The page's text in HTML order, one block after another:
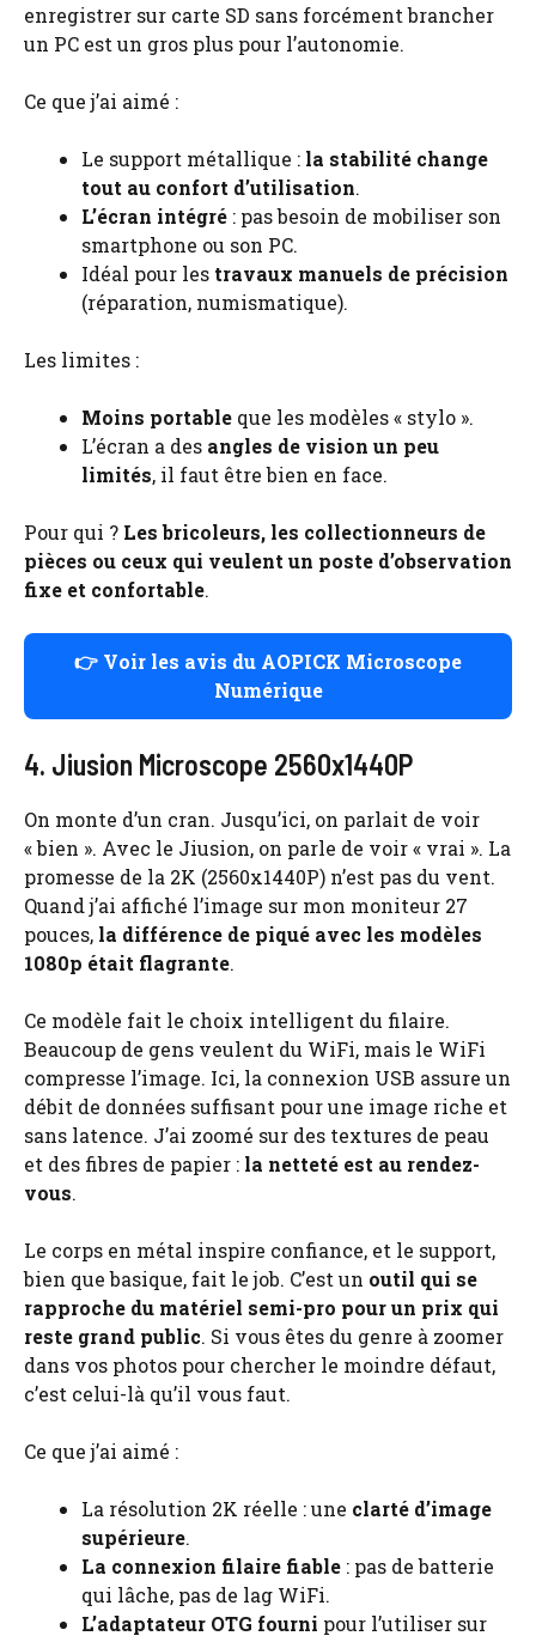
enregistrer sur carte SD sans forcément brancher
un PC est un gros plus pour l’autonomie.
Ce que j’ai aimé :
Le support métallique : la stabilité change
tout au confort d’utilisation.
L’écran intégré : pas besoin de mobiliser son
smartphone ou son PC.
Idéal pour les travaux manuels de précision
(réparation, numismatique).
Les limites :
Moins portable que les modèles « stylo ».
L’écran a des angles de vision un peu
limités, il faut être bien en face.
Pour qui ? Les bricoleurs, les collectionneurs de
pièces ou ceux qui veulent un poste d’observation
fixe et confortable.
👉 Voir les avis du AOPICK Microscope
Numérique
4. Jiusion Microscope 2560x1440P
On monte d’un cran. Jusqu’ici, on parlait de voir
« bien ». Avec le Jiusion, on parle de voir « vrai ». La
promesse de la 2K (2560x1440P) n’est pas du vent.
Quand j’ai affiché l’image sur mon moniteur 27
pouces, la différence de piqué avec les modèles
1080p était flagrante.
Ce modèle fait le choix intelligent du filaire.
Beaucoup de gens veulent du WiFi, mais le WiFi
compresse l’image. Ici, la connexion USB assure un
débit de données suffisant pour une image riche et
sans latence. J’ai zoomé sur des textures de peau
et des fibres de papier : la netteté est au rendez-
vous.
Le corps en métal inspire confiance, et le support,
bien que basique, fait le job. C’est un outil qui se
rapproche du matériel semi-pro pour un prix qui
reste grand public. Si vous êtes du genre à zoomer
dans vos photos pour chercher le moindre défaut,
c’est celui-là qu’il vous faut.
Ce que j’ai aimé :
La résolution 2K réelle : une clarté d’image
supérieure.
La connexion filaire fiable : pas de batterie
qui lâche, pas de lag WiFi.
L’adaptateur OTG fourni pour l’utiliser sur